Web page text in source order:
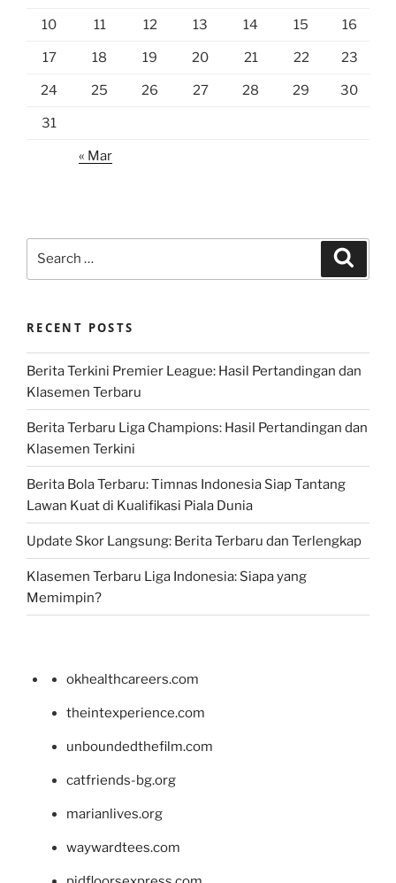
10 11 12 13 14 15 16
17 18 19 20 21 22 23
24 25 26 27 28 29 30
31
« Mar
RECENT POSTS
Berita Terkini Premier League: Hasil Pertandingan dan
Klasemen Terbaru
Berita Terbaru Liga Champions: Hasil Pertandingan dan
Klasemen Terkini
Berita Bola Terbaru: Timnas Indonesia Siap Tantang
Lawan Kuat di Kualifikasi Piala Dunia
Update Skor Langsung: Berita Terbaru dan Terlengkap
Klasemen Terbaru Liga Indonesia: Siapa yang
Memimpin?
okhealthcareers.com
theintexperience.com
unboundedthefilm.com
catfriends-bg.org
marianlives.org
waywardtees.com